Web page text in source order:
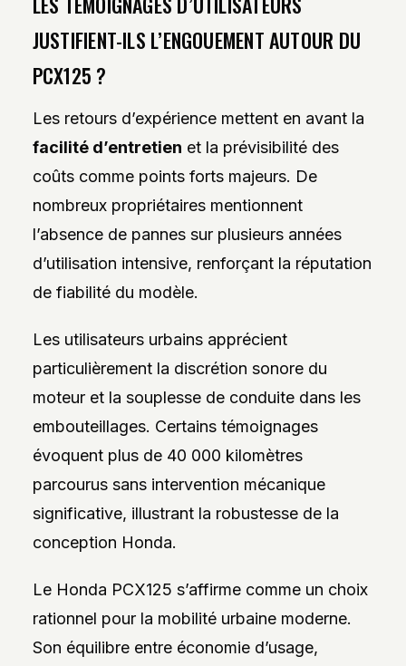
JUSTIFIENT-ILS L’ENGOUEMENT AUTOUR DU
PCX125 ?
Les retours d’expérience mettent en avant la
facilité d’entretien et la prévisibilité des
coûts comme points forts majeurs. De
nombreux propriétaires mentionnent
l’absence de pannes sur plusieurs années
d’utilisation intensive, renforçant la réputation
de fiabilité du modèle.
Les utilisateurs urbains apprécient
particulièrement la discrétion sonore du
moteur et la souplesse de conduite dans les
embouteillages. Certains témoignages
évoquent plus de 40 000 kilomètres
parcourus sans intervention mécanique
significative, illustrant la robustesse de la
conception Honda.
Le Honda PCX125 s’affirme comme un choix
rationnel pour la mobilité urbaine moderne.
Son équilibre entre économie d’usage,